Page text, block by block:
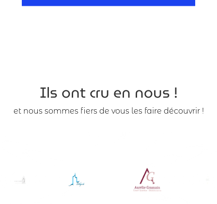
Ils ont cru en nous !
et nous sommes fiers de vous les faire découvrir !